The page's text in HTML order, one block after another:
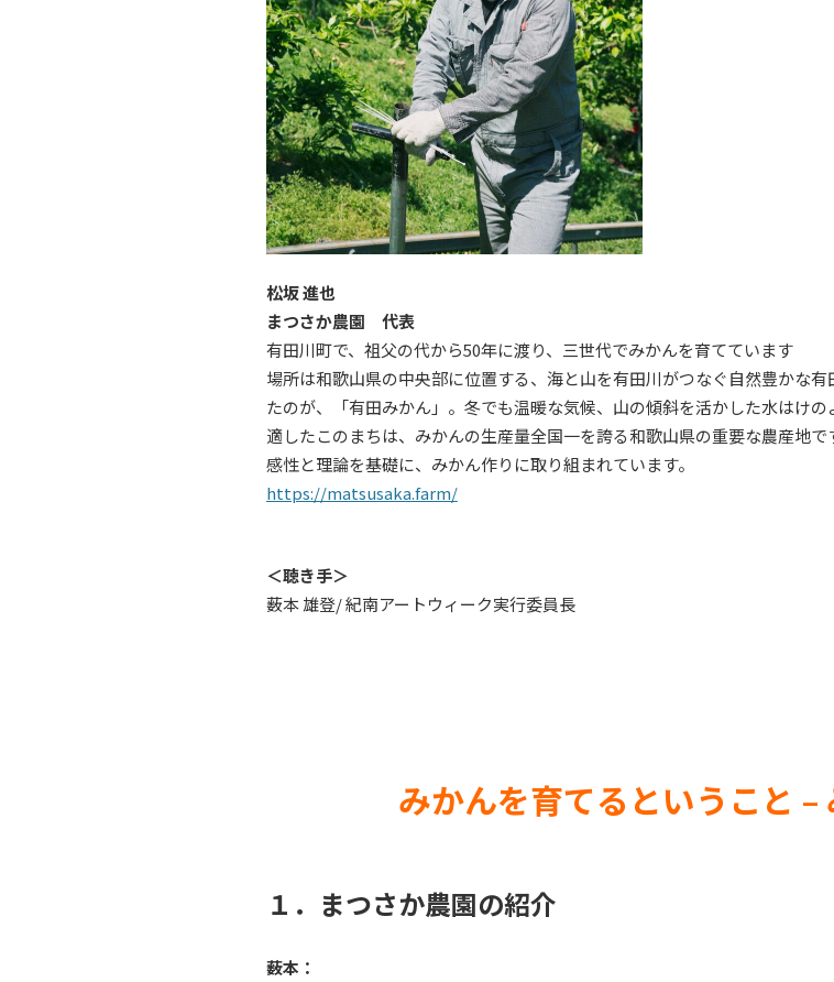
松坂 進也
まつさか農園 代表
有田川町で、祖父の代から50年に渡り、三世代でみかんを育てています
場所は和歌山県の中央部に位置する、海と山を有田川がつなぐ自然豊かな
たのが、「有田みかん」。冬でも温暖な気候、山の傾斜を活かした水はけ
適したこのまちは、みかんの生産量全国一を誇る和歌山県の重要な農産地
感性と理論を基礎に、みかん作りに取り組まれています。
https://matsusaka.farm/
＜聴き手＞
薮本 雄登/ 紀南アートウィーク実行委員長
みかんを育てるということ –
１．まつさか農園の紹介
薮本：